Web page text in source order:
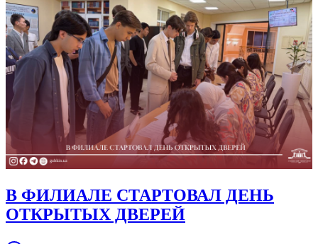
В ФИЛИАЛЕ СТАРТОВАЛ ДЕНЬ
ОТКРЫТЫХ ДВЕРЕЙ